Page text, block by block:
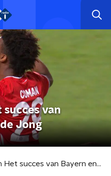
van
Jong
Sportforum Het succes van Bayern en Luuk de Jong